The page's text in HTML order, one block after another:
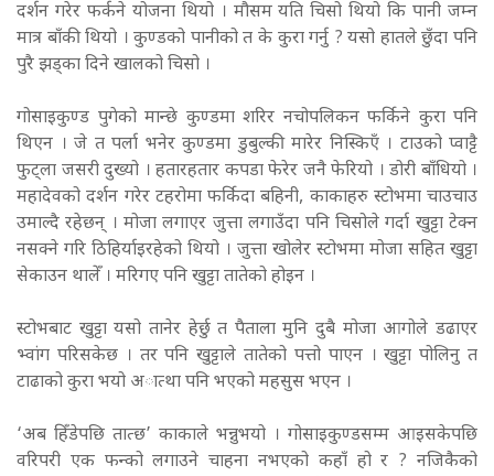
दर्शन गरेर फर्कने योजना थियो । मौसम यति चिसो थियो कि पानी जम्न
मात्र बाँकी थियो । कुण्डको पानीको त के कुरा गर्नु ? यसो हातले छुँदा पनि
पुरै झड्का दिने खालको चिसो ।
गोसाइकुण्ड पुगेको मान्छे कुण्डमा शरिर नचोपलिकन फर्किने कुरा पनि
थिएन । जे त पर्ला भनेर कुण्डमा डुबुल्की मारेर निस्किएँ । टाउको प्वाट्टै
फुट्ला जसरी दुख्यो । हतारहतार कपडा फेरेर जनै फेरियो । डोरी बाँधियो ।
महादेवको दर्शन गरेर टहरोमा फर्किदा बहिनी, काकाहरु स्टोभमा चाउचाउ
उमाल्दै रहेछन् । मोजा लगाएर जुत्ता लगाउँदा पनि चिसोले गर्दा खुट्टा टेक्न
नसक्ने गरि ठिहिर्याइरहेको थियो । जुत्ता खोलेर स्टोभमा मोजा सहित खुट्टा
सेकाउन थालेँ । मरिगए पनि खुट्टा तातेको होइन ।
स्टोभबाट खुट्टा यसो तानेर हेर्छु त पैताला मुनि दुबै मोजा आगोले डढाएर
भ्वांग परिसकेछ । तर पनि खुट्टाले तातेको पत्तो पाएन । खुट्टा पोलिनु त
टाढाको कुरा भयो अात्था पनि भएको महसुस भएन ।
‘अब हिँडेपछि तात्छ’ काकाले भन्नुभयो । गोसाइकुण्डसम्म आइसकेपछि
वरिपरी एक फन्को लगाउने चाहना नभएको कहाँ हो र ? नजिकैको